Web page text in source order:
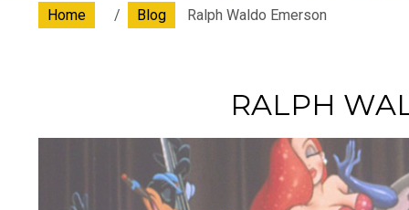
Home Blog Ralph Waldo Emerson
RALPH